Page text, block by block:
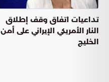
تداعيات اتفاق وقف إطلاق
النار الأمريكي الإيراني على أمن
الخليج